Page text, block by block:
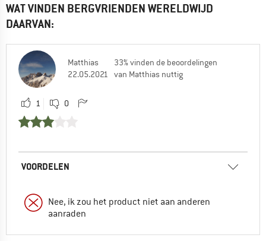
WAT VINDEN BERGVRIENDEN WERELDWIJD
DAARVAN:
Matthias
22.05.2021
33% vinden de beoordelingen
van Matthias nuttig
1 0
VOORDELEN
Nee, ik zou het product niet aan anderen
aanraden